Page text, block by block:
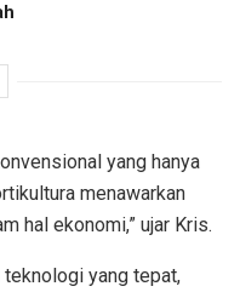
yang hanya
menawarkan
hal ekonomi,” ujar Kris.
yang tepat,